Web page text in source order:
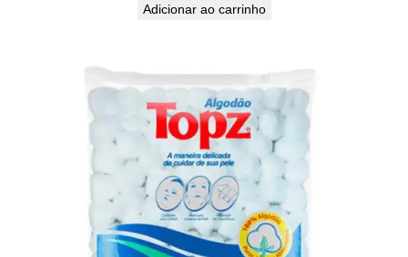
Adicionar ao carrinho